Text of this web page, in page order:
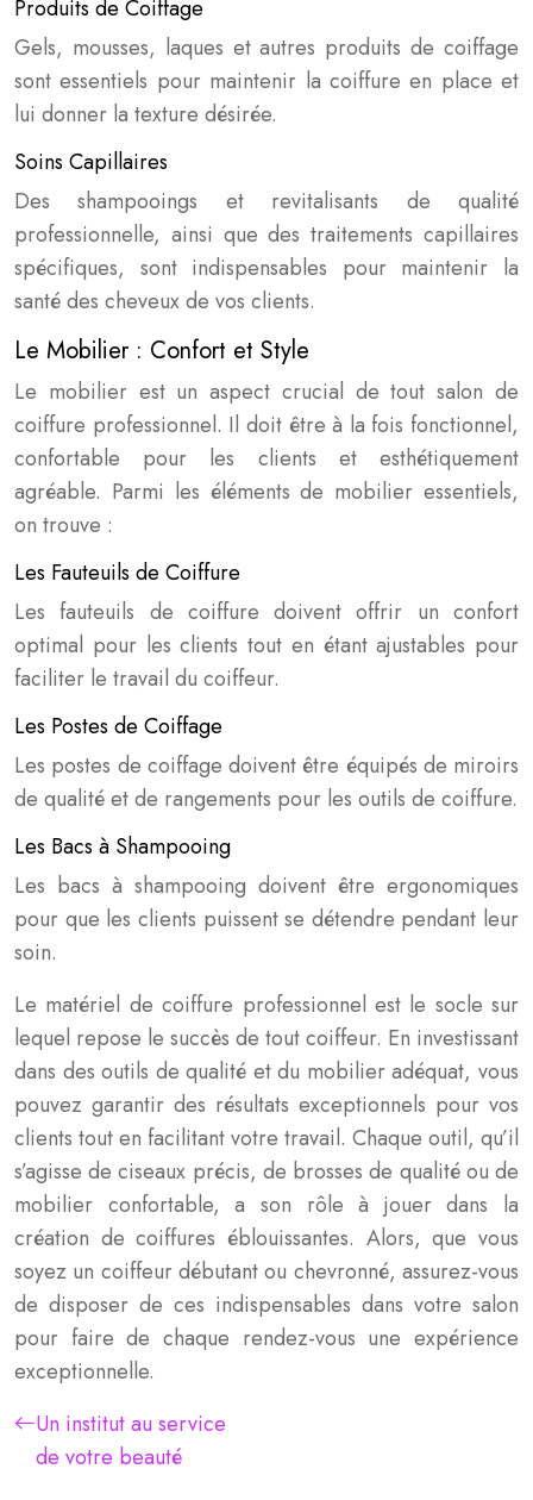
Produits de Coiffage
Gels, mousses, laques et autres produits de coiffage
sont essentiels pour maintenir la coiffure en place et
lui donner la texture désirée.
Soins Capillaires
Des shampooings et revitalisants de qualité
professionnelle, ainsi que des traitements capillaires
spécifiques, sont indispensables pour maintenir la
santé des cheveux de vos clients.
Le Mobilier : Confort et Style
Le mobilier est un aspect crucial de tout salon de
coiffure professionnel. Il doit être à la fois fonctionnel,
confortable pour les clients et esthétiquement
agréable. Parmi les éléments de mobilier essentiels,
on trouve :
Les Fauteuils de Coiffure
Les fauteuils de coiffure doivent offrir un confort
optimal pour les clients tout en étant ajustables pour
faciliter le travail du coiffeur.
Les Postes de Coiffage
Les postes de coiffage doivent être équipés de miroirs
de qualité et de rangements pour les outils de coiffure.
Les Bacs à Shampooing
Les bacs à shampooing doivent être ergonomiques
pour que les clients puissent se détendre pendant leur
soin.
Le matériel de coiffure professionnel est le socle sur
lequel repose le succès de tout coiffeur. En investissant
dans des outils de qualité et du mobilier adéquat, vous
pouvez garantir des résultats exceptionnels pour vos
clients tout en facilitant votre travail. Chaque outil, qu’il
s’agisse de ciseaux précis, de brosses de qualité ou de
mobilier confortable, a son rôle à jouer dans la
création de coiffures éblouissantes. Alors, que vous
soyez un coiffeur débutant ou chevronné, assurez-vous
de disposer de ces indispensables dans votre salon
pour faire de chaque rendez-vous une expérience
exceptionnelle.
Un institut au service
de votre beauté